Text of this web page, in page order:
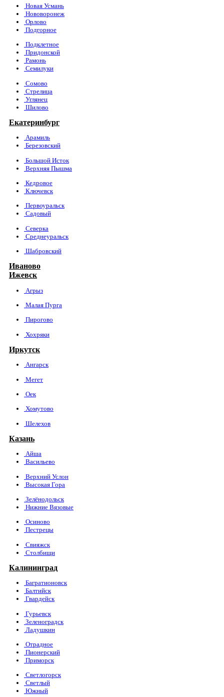
Новая Усмань
Нововоронеж
Орлово
Подгорное
Подклетное
Придонской
Рамонь
Семилуки
Сомово
Стрелица
Углянец
Шилово
Екатеринбург
Арамиль
Березовский
Большой Исток
Верхняя Пышма
Кедровое
Ключевск
Первоуральск
Садовый
Северка
Среднеуральск
Шабровский
Иваново
Ижевск
Агрыз
Малая Пурга
Пирогово
Хохряки
Иркутск
Ангарск
Мегет
Оек
Хомутово
Шелехов
Казань
Айша
Васильево
Верхний Услон
Высокая Гора
Зелёнодольск
Нижние Вязовые
Осиново
Пестрецы
Свияжск
Столбищи
Калининград
Багратионовск
Балтийск
Гвардейск
Гурьевск
Зеленоградск
Ладушкин
Отрадное
Пионерский
Приморск
Светлогорск
Светлый
Южный